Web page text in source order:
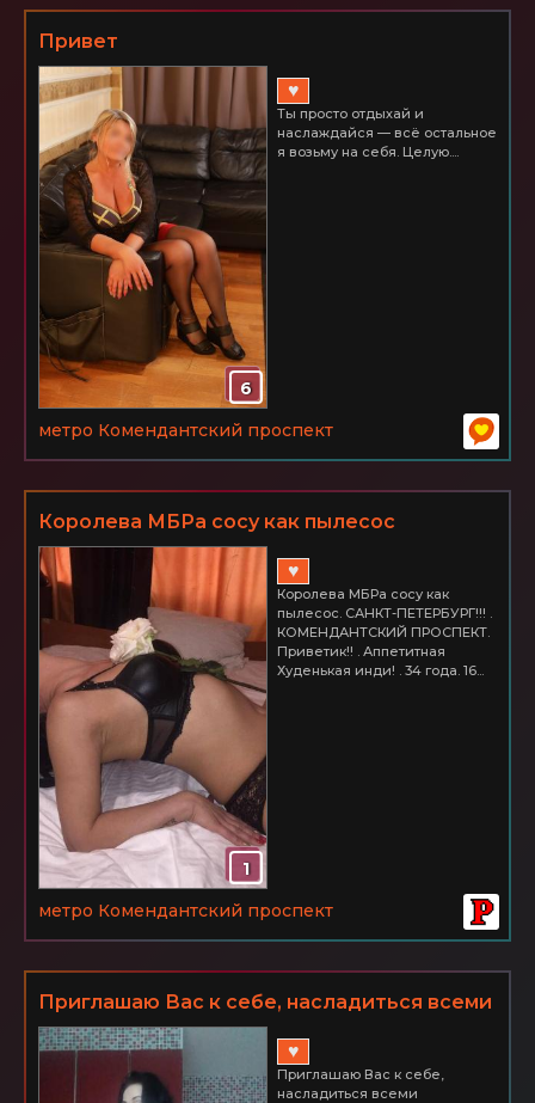
Привет
6
♥
Ты просто отдыхай и
наслаждайся — всё остальное
я возьму на себя. Целую....
метро Комендантский проспект
Королева МБРа сосу как пылесос
1
♥
Королева МБРа сосу как
пылесос. САНКТ-ПЕТЕРБУРГ!!! .
КОМЕНДАНТСКИЙ ПРОСПЕКТ.
Приветик!! . Аппетитная
Худенькая инди! . 34 года. 16...
метро Комендантский проспект
Приглашаю Вас к себе, насладиться всеми
радостями короткой связи без
обязательств...
♥
Приглашаю Вас к себе,
насладиться всеми